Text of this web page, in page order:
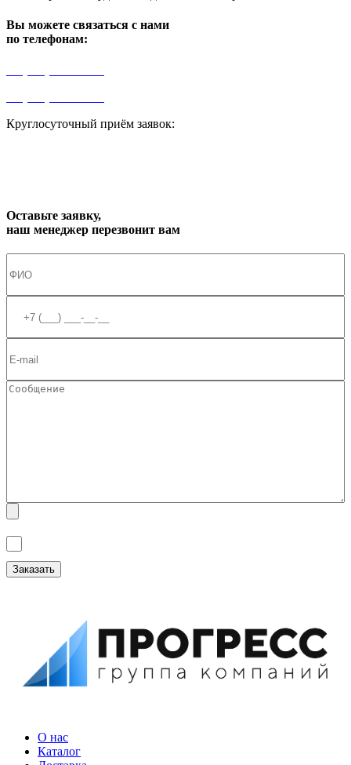
Вы можете связаться с нами
по телефонам:
Круглосуточный приём заявок:
Оставьте заявку,
наш менеджер перезвонит вам
О нас
Каталог